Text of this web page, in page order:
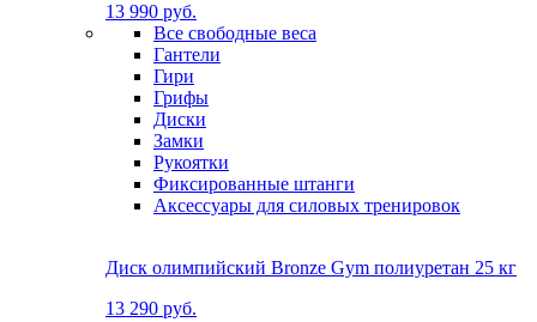
13 990 руб.
Все свободные веса
Гантели
Гири
Грифы
Диски
Замки
Рукоятки
Фиксированные штанги
Аксессуары для силовых тренировок
Диск олимпийский Bronze Gym полиуретан 25 кг
13 290 руб.